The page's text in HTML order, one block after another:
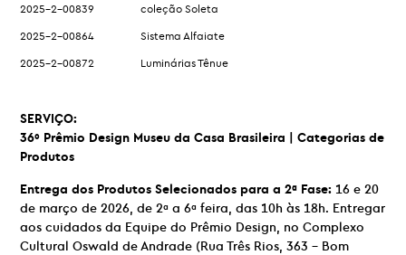
2025-2-00839
coleção Soleta
2025-2-00864
Sistema Alfaiate
2025-2-00872
Luminárias Tênue
SERVIÇO:
36º Prêmio Design Museu da Casa Brasileira | Categorias de
Produtos
Entrega dos Produtos Selecionados para a 2ª Fase: 16 e 20
de março de 2026, de 2ª a 6ª feira, das 10h às 18h. Entregar
aos cuidados da Equipe do Prêmio Design, no Complexo
Cultural Oswald de Andrade (Rua Três Rios, 363 – Bom